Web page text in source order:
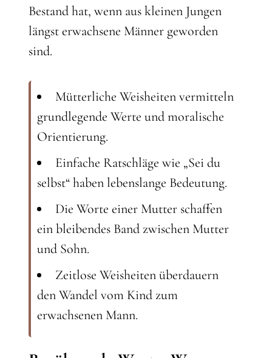
Bestand hat, wenn aus kleinen Jungen
längst erwachsene Männer geworden
sind.
Mütterliche Weisheiten vermitteln
grundlegende Werte und moralische
Orientierung.
Einfache Ratschläge wie „Sei du
selbst“ haben lebenslange Bedeutung.
Die Worte einer Mutter schaffen
ein bleibendes Band zwischen Mutter
und Sohn.
Zeitlose Weisheiten überdauern
den Wandel vom Kind zum
erwachsenen Mann.